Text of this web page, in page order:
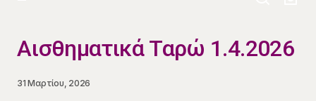
Αισθηματικά Ταρώ 1.4.2026
31 Μαρτίου, 2026